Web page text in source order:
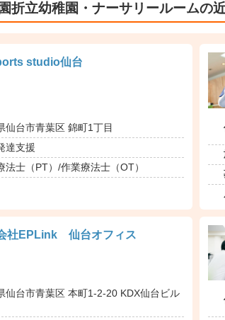
折立幼稚園・ナーサリールームの
studio仙台
仙台市青葉区 錦町1丁目
達支援
法士（PT）/作業療法士（OT）
社EPLink 仙台オフィス
仙台市青葉区 本町1-2-20 KDX仙台ビル